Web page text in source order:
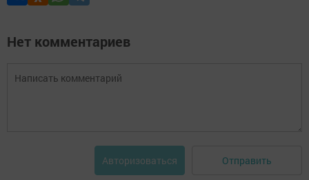
Нет комментариев
Авторизоваться Отправить